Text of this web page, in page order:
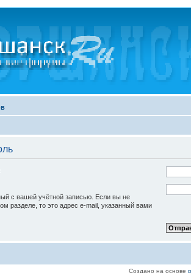
с вашей учётной записью. Если вы не
разделе, то это адрес e-mail, указанный вами
Создано на основе